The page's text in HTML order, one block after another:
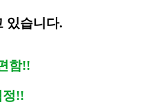
있습니다.
함!!
정!!